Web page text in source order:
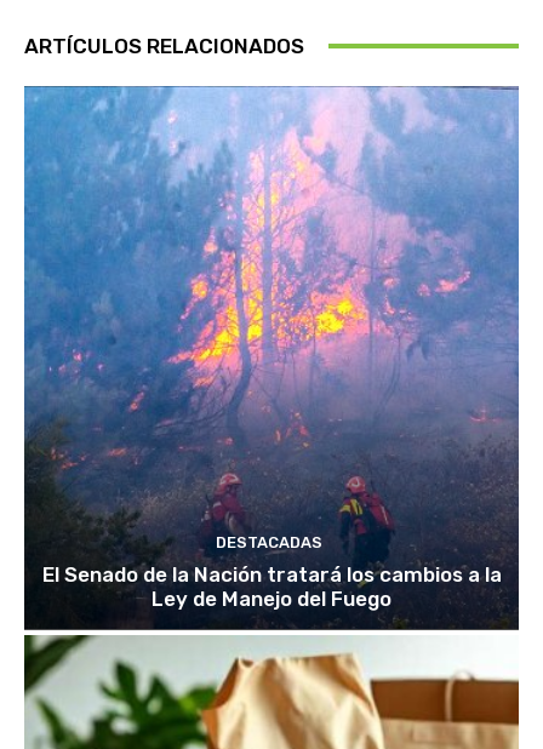
ARTÍCULOS RELACIONADOS
DESTACADAS
El Senado de la Nación tratará los cambios a la
Ley de Manejo del Fuego